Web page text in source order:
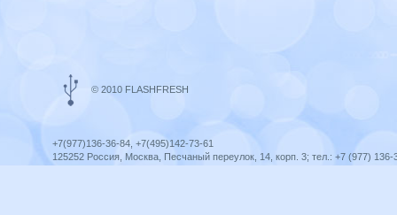
© 2010 FLASHFRESH
+7(977)136-36-84, +7(495)142-73-61
125252 Россия, Москва, Песчаный переулок, 14, корп. 3; тел.: +7 (977) 136-